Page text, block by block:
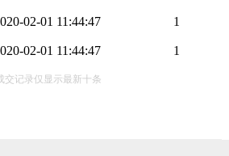
02-01 11:44:47 1
02-01 11:44:47 1
交记录仅显示最新十条